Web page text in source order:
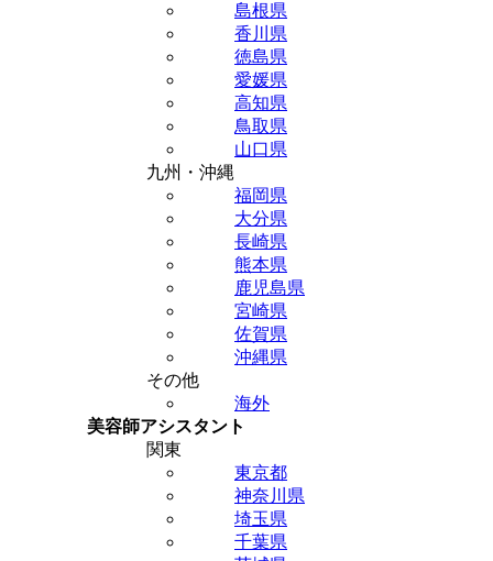
島根県
香川県
徳島県
愛媛県
高知県
鳥取県
山口県
九州・沖縄
福岡県
大分県
長崎県
熊本県
鹿児島県
宮崎県
佐賀県
沖縄県
その他
海外
美容師アシスタント
関東
東京都
神奈川県
埼玉県
千葉県